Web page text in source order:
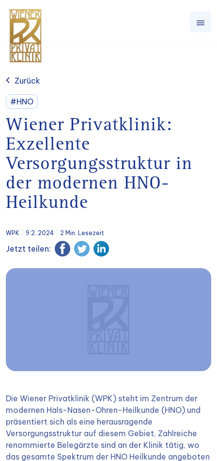
Zurück
#HNO
Wiener Privatklinik:
Exzellente
Versorgungsstruktur in
der modernen HNO-
Heilkunde
WPK 9.2. 2024 2 Min. Lesezeit
Jetzt teilen:
Die Wiener Privatklinik (WPK) steht im Zentrum der
modernen Hals-Nasen-Ohren-Heilkunde (HNO) und
präsentiert sich als eine herausragende
Versorgungsstruktur auf diesem Gebiet. Zahlreiche
renommierte Belegärzte sind an der Klinik tätig, wo
das gesamte Spektrum der HNO Heilkunde angeboten